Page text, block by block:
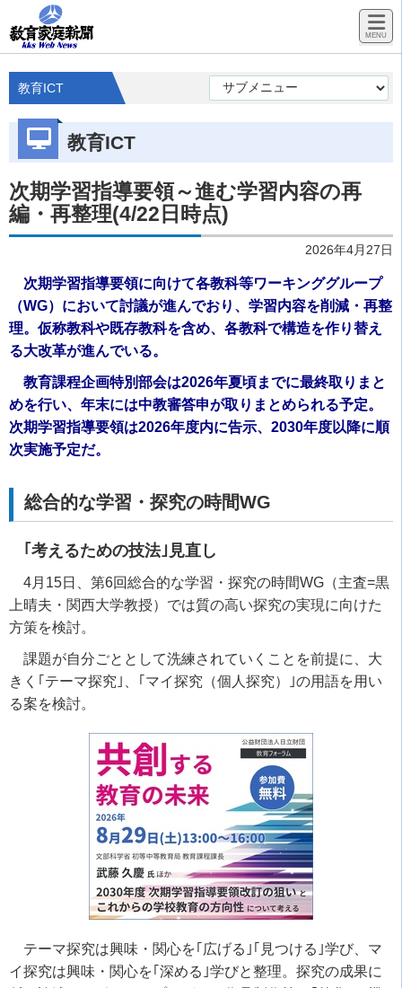
教育ICT
教育ICT
次期学習指導要領～進む学習内容の再
編・再整理(4/22日時点)
2026年4月27日
次期学習指導要領に向けて各教科等ワーキンググループ
（WG）において討議が進んでおり、学習内容を削減・再整
理。仮称教科や既存教科を含め、各教科で構造を作り替え
る大改革が進んでいる。
教育課程企画特別部会は2026年夏頃までに最終取りまと
めを行い、年末には中教審答申が取りまとめられる予定。
次期学習指導要領は2026年度内に告示、2030年度以降に順
次実施予定だ。
総合的な学習・探究の時間WG
｢考えるための技法｣見直し
4月15日、第6回総合的な学習・探究の時間WG（主査=黒
上晴夫・関西大学教授）では質の高い探究の実現に向けた
方策を検討。
課題が自分ごととして洗練されていくことを前提に、大
きく｢テーマ探究｣、｢マイ探究（個人探究）｣の用語を用い
る案を検討。
テーマ探究は興味・関心を｢広げる｣｢見つける｣学び、マ
イ探究は興味・関心を｢深める｣学びと整理。探究の成果に